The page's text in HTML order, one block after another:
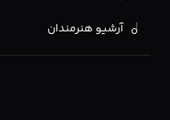
آرشیو هنرمندان